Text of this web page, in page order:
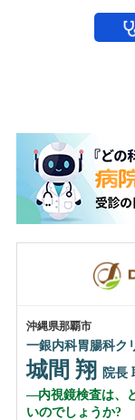
沖縄県那覇市
一銀内科胃腸科ク
城間 翔 院長
内視鏡検査は、
いのでしょうか?